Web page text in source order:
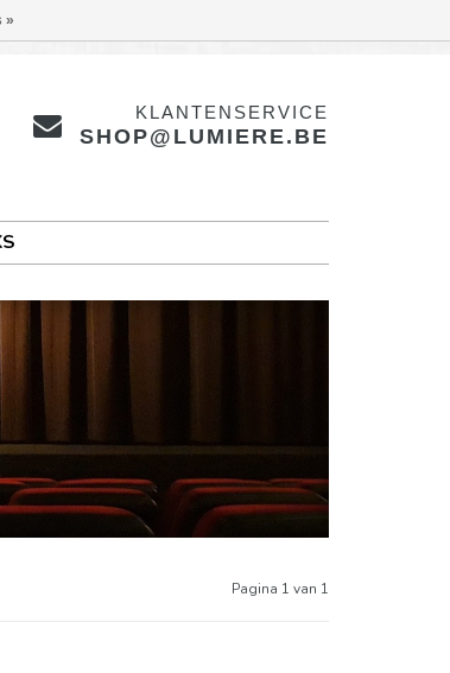
KLANTENSERVICE
SHOP@LUMIERE.BE
Pagina 1 van 1
»